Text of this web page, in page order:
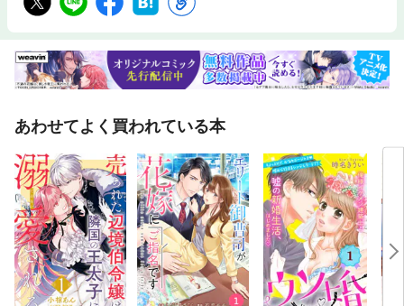
あわせてよく買われている本